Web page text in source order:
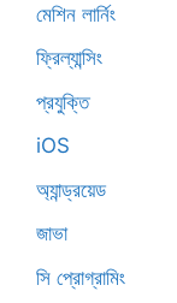
মেশিন লার্নিং
ফ্রিল্যান্সিং
প্রযুক্তি
iOS
অ্যান্ড্রয়েড
জাভা
সি প্রোগ্রামিং